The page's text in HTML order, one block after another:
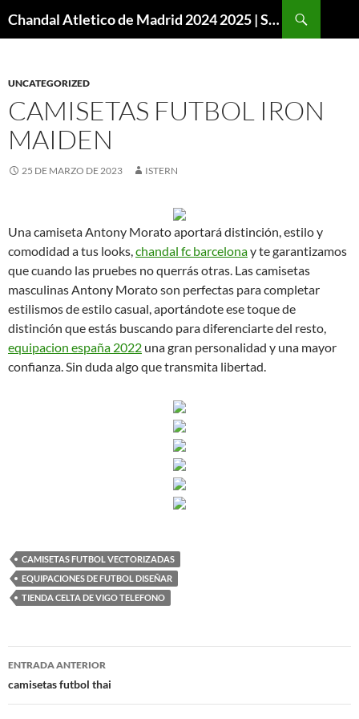
Chandal Atletico de Madrid 2024 2025 | SuperVigo
UNCATEGORIZED
CAMISETAS FUTBOL IRON
MAIDEN
25 DE MARZO DE 2023 ISTERN
Una camiseta Antony Morato aportará distinción, estilo y
comodidad a tus looks,chandal fc barcelonay te garantizamos
que cuando las pruebes no querrás otras. Las camisetas
masculinas Antony Morato son perfectas para completar
estilismos de estilo casual, aportándote ese toque de
distinción que estás buscando para diferenciarte del resto,
equipacion españa 2022 una gran personalidad y una mayor
confianza. Sin duda algo que transmita libertad.
CAMISETAS FUTBOL VECTORIZADAS
EQUIPACIONES DE FUTBOL DISEÑAR
TIENDA CELTA DE VIGO TELEFONO
Navegación
de
ENTRADA ANTERIOR
camisetas futbol thai